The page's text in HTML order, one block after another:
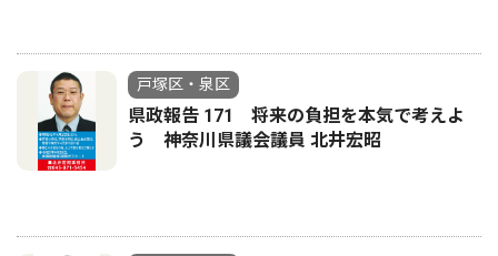
戸塚区・泉区
県政報告 171 将来の負担を本気で考えよ
う 神奈川県議会議員 北井宏昭